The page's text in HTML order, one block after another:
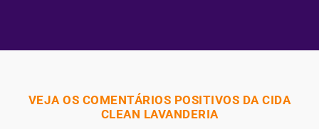
VEJA OS COMENTÁRIOS POSITIVOS DA CIDA
CLEAN LAVANDERIA